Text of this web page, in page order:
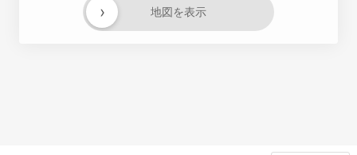
地図を表示
›